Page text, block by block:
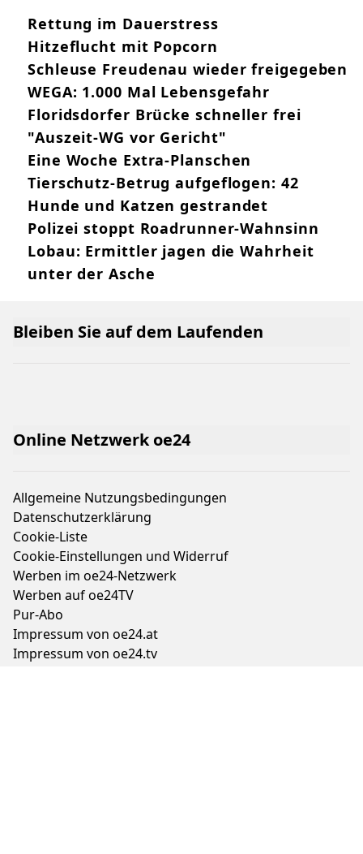
Rettung im Dauerstress
Hitzeflucht mit Popcorn
Schleuse Freudenau wieder freigegeben
WEGA: 1.000 Mal Lebensgefahr
Floridsdorfer Brücke schneller frei
"Auszeit-WG vor Gericht"
Eine Woche Extra-Planschen
Tierschutz-Betrug aufgeflogen: 42
Hunde und Katzen gestrandet
Polizei stoppt Roadrunner-Wahnsinn
Lobau: Ermittler jagen die Wahrheit
unter der Asche
Online Netzwerk oe24
Allgemeine Nutzungsbedingungen
Datenschutzerklärung
Cookie-Liste
Cookie-Einstellungen und Widerruf
Werben im oe24-Netzwerk
Werben auf oe24TV
Pur-Abo
Impressum von oe24.at
Impressum von oe24.tv
Bleiben Sie auf dem Laufenden